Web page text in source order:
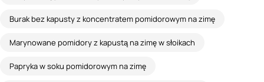
Burak bez kapusty z koncentratem pomidorowym na zimę
Marynowane pomidory z kapustą na zimę w słoikach
Papryka w soku pomidorowym na zimę